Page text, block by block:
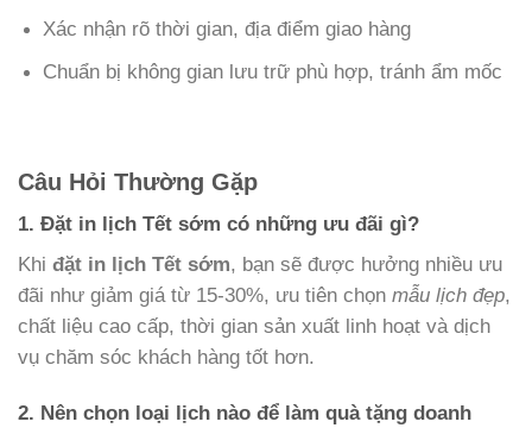
Xác nhận rõ thời gian, địa điểm giao hàng
Chuẩn bị không gian lưu trữ phù hợp, tránh ẩm mốc
Câu Hỏi Thường Gặp
1. Đặt in lịch Tết sớm có những ưu đãi gì?
Khi đặt in lịch Tết sớm, bạn sẽ được hưởng nhiều ưu
đãi như giảm giá từ 15-30%, ưu tiên chọn mẫu lịch đẹp,
chất liệu cao cấp, thời gian sản xuất linh hoạt và dịch
vụ chăm sóc khách hàng tốt hơn.
2. Nên chọn loại lịch nào để làm quà tặng doanh